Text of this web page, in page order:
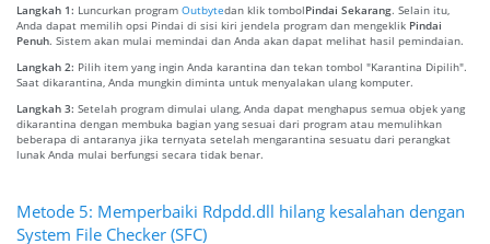
Langkah 1: Luncurkan program Outbytedan klik tombolPindai Sekarang. Selain itu,
Anda dapat memilih opsi Pindai di sisi kiri jendela program dan mengeklik Pindai
Penuh. Sistem akan mulai memindai dan Anda akan dapat melihat hasil pemindaian.
Langkah 2: Pilih item yang ingin Anda karantina dan tekan tombol "Karantina Dipilih".
Saat dikarantina, Anda mungkin diminta untuk menyalakan ulang komputer.
Langkah 3: Setelah program dimulai ulang, Anda dapat menghapus semua objek yang
dikarantina dengan membuka bagian yang sesuai dari program atau memulihkan
beberapa di antaranya jika ternyata setelah mengarantina sesuatu dari perangkat
lunak Anda mulai berfungsi secara tidak benar.
Metode 5: Memperbaiki Rdpdd.dll hilang kesalahan dengan
System File Checker (SFC)